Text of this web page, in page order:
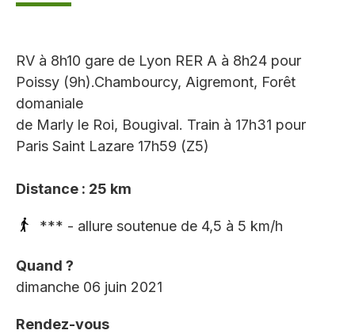
RV à 8h10 gare de Lyon RER A à 8h24 pour
Poissy (9h).Chambourcy, Aigremont, Forêt
domaniale
de Marly le Roi, Bougival. Train à 17h31 pour
Paris Saint Lazare 17h59 (Z5)
Distance : 25 km
*** - allure soutenue de 4,5 à 5 km/h
Quand ?
dimanche 06 juin 2021
Rendez-vous